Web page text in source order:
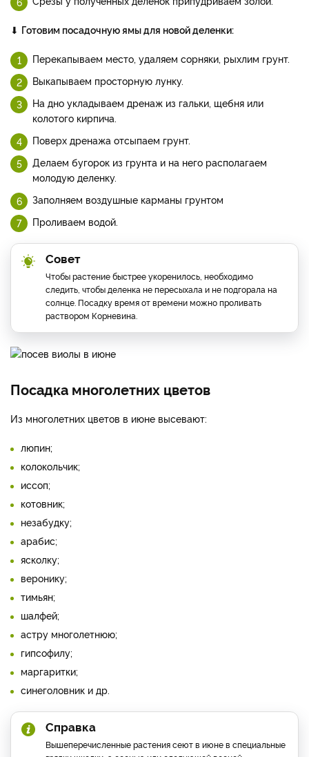
⬇ Готовим посадочную ямы для новой деленки:
Перекапываем место, удаляем сорняки, рыхлим грунт.
Выкапываем просторную лунку.
На дно укладываем дренаж из гальки, щебня или
колотого кирпича.
Поверх дренажа отсыпаем грунт.
Делаем бугорок из грунта и на него располагаем
молодую деленку.
Заполняем воздушные карманы грунтом
Проливаем водой.
Совет
Чтобы растение быстрее укоренилось, необходимо
следить, чтобы деленка не пересыхала и не подгорала на
солнце. Посадку время от времени можно проливать
раствором Корневина.
Посадка многолетних цветов
Из многолетних цветов в июне высевают:
люпин;
колокольчик;
иссоп;
котовник;
незабудку;
арабис;
ясколку;
веронику;
тимьян;
шалфей;
астру многолетнюю;
гипсофилу;
маргаритки;
синеголовник и др.
Справка
Вышеперечисленные растения сеют в июне в специальные